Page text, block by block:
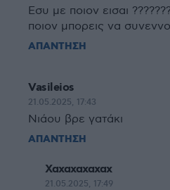
Eσυ με ποιον εισαι
ποιον μπορεις να
ΑΠΑΝΤΗΣΗ
Vasileios
21.05.2025, 17:43
Νιάου βρε γατάκι
ΑΠΑΝΤΗΣΗ
Χαχαχαχαχαχ
21.05.2025, 17:49